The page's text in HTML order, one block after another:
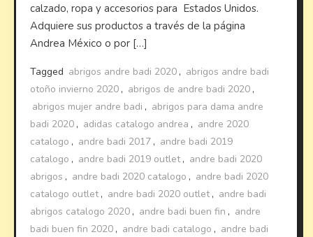
calzado, ropa y accesorios para Estados Unidos.
Adquiere sus productos a través de la página
Andrea México o por […]
Tagged abrigos andre badi 2020 , abrigos andre badi
otoño invierno 2020 , abrigos de andre badi 2020 ,
abrigos mujer andre badi , abrigos para dama andre
badi 2020 , adidas catalogo andrea , andre 2020
catalogo , andre badi 2017 , andre badi 2019
catalogo , andre badi 2019 outlet, andre badi 2020
abrigos , andre badi 2020 catalogo , andre badi 2020
catalogo outlet, andre badi 2020 outlet, andre badi
abrigos catalogo 2020 , andre badi buen fin , andre
badi buen fin 2020 , andre badi catalogo , andre badi